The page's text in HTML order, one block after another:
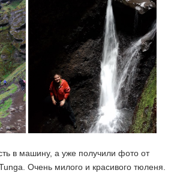
в машину, а уже получили фото от
Очень милого и красивого тюленя.